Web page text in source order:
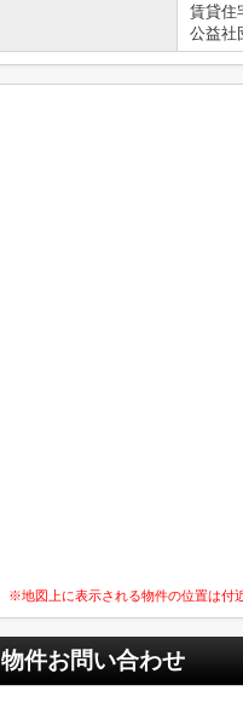
賃貸住
公益社
※地図上に表示される物件の位置は付
物件お問い合わせ